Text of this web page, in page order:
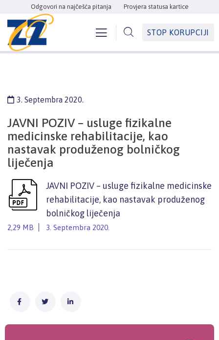
Odgovori na najčešća pitanja Provjera statusa kartice
STOP KORUPCIJI
3. Septembra 2020.
JAVNI POZIV – usluge fizikalne
medicinske rehabilitacije, kao
nastavak produženog bolničkog
liječenja
JAVNI POZIV – usluge fizikalne medicinske
rehabilitacije, kao nastavak produženog
bolničkog liječenja
2,29 MB 3. Septembra 2020.